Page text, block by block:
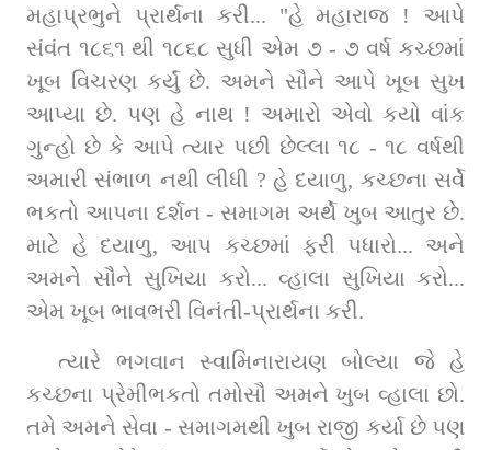
મહાપ્રભુને પ્રાર્થના કરી... "હે મહારાજ ! આપે
સંવંત ૧૮૬૧ થી ૧૮૬૮ સુધી એમ ૭ - ૭ વર્ષ કચ્છમાં
ખૂબ વિચરણ કર્યું છે. અમને સૌને આપે ખૂબ સુખ
આપ્યા છે. પણ હે નાથ ! અમારો એવો કયો વાંક
ગુન્હો છે કે આપે ત્યાર પછી છેલ્લા ૧૮ - ૧૮ વર્ષથી
અમારી સંભાળ નથી લીધી ? હે દયાળુ, કચ્છના સર્વે
ભકતો આપના દર્શન - સમાગમ અર્થે ખુબ આતુર છે.
માટે હે દયાળુ, આપ કચ્છમાં ફરી પધારો... અને
અમને સૌને સુખિયા કરો... વ્હાલા સુખિયા કરો...
એમ ખૂબ ભાવભરી વિનંતી-પ્રાર્થના કરી.
ત્યારે ભગવાન સ્વામિનારાયણ બોલ્યા જે હે
કચ્છના પ્રેમીભકતો તમોસૌ અમને ખુબ વ્હાલા છો.
તમે અમને સેવા - સમાગમથી ખુબ રાજી કર્યા છે પણ